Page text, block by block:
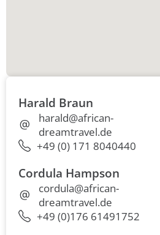
Harald Braun
harald@african-
dreamtravel.de
+49 (0) 171 8040440
Cordula Hampson
cordula@african-
dreamtravel.de
+49 (0)176 61491752